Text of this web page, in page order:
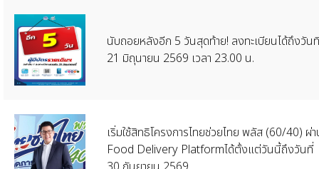
นับถอยหลังอีก 5 วันสุดท้าย! ลงทะเบียนได้ถึงวันที่
21 มิถุนายน 2569 เวลา 23.00 น.
เริ่มใช้สิทธิโครงการไทยช่วยไทย พลัส (60/40) ผ่
Food Delivery Platformได้ตั้งแต่วันนี้ถึงวันที่